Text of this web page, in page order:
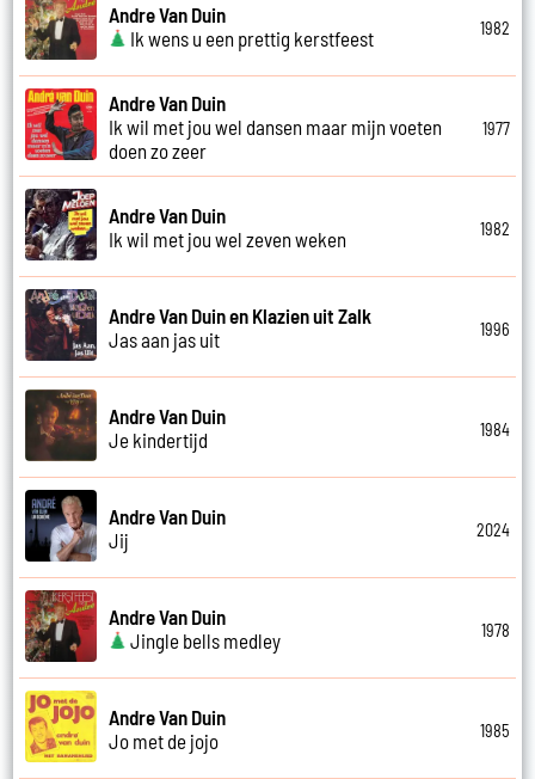
Andre Van Duin
Ik wens u een prettig kerstfeest
1982
Andre Van Duin
Ik wil met jou wel dansen maar mijn voeten
doen zo zeer
1977
Andre Van Duin
Ik wil met jou wel zeven weken
1982
Andre Van Duin en Klazien uit Zalk
Jas aan jas uit
1996
Andre Van Duin
Je kindertijd
1984
Andre Van Duin
Jij
2024
Andre Van Duin
Jingle bells medley
1978
Andre Van Duin
Jo met de jojo
1985